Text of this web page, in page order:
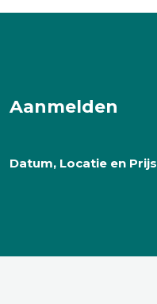
Aanmelden
Datum, Locatie en Prijs